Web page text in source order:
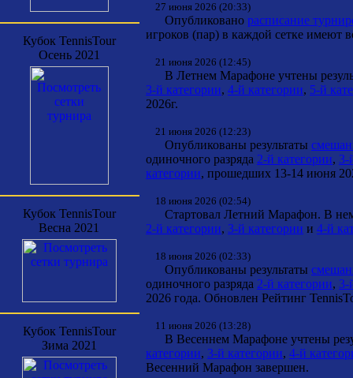
Кубок TennisTour
Осень 2021
Кубок TennisTour
Весна 2021
Кубок TennisTour
Зима 2021
27 июня 2026 (20:33)
Опубликовано расписание
игроков (пар) в каждой сетке имеют
21 июня 2026 (12:45)
В Летнем Марафоне учтены
3-й категории, 4-й категории, 5-й
2026г.
21 июня 2026 (12:23)
Опубликованы результаты
одиночного разряда 2-й категории, 3-
категории, прошедших 13-14 июня
18 июня 2026 (02:54)
Стартовал Летний Марафон. В нем
2-й категории, 3-й категории и 4-й
18 июня 2026 (02:33)
Опубликованы результаты
одиночного разряда 2-й категории, 3-
2026 года. Обновлен Рейтинг
11 июня 2026 (13:28)
В Весеннем Марафоне учтены
категории, 3-й категории, 4-й
Весенний Марафон завершен.